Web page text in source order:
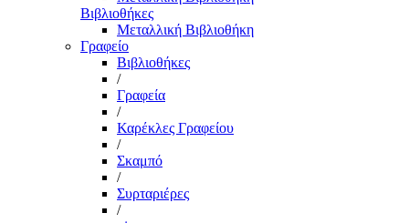
Βιβλιοθήκες
Μεταλλική Βιβλιοθήκη
Γραφείο
Βιβλιοθήκες
/
Γραφεία
/
Καρέκλες Γραφείου
/
Σκαμπό
/
Συρταριέρες
/